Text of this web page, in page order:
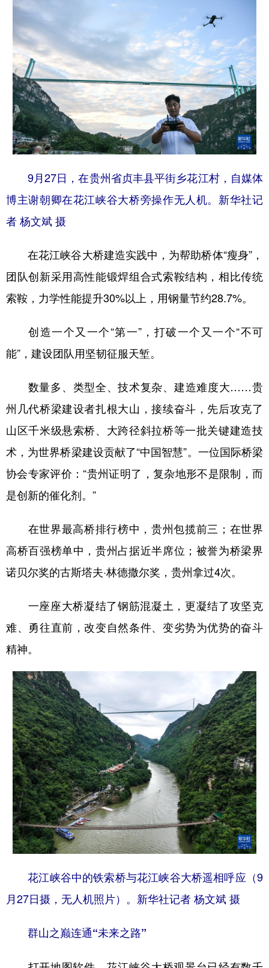
9月27日，在贵州省贞丰县平街乡花江村，自媒体
博主谢朝卿在花江峡谷大桥旁操作无人机。新华社记
者 杨文斌 摄
在花江峡谷大桥建造实践中，为帮助桥体“瘦身”，
团队创新采用高性能锻焊组合式索鞍结构，相比传统
索鞍，力学性能提升30%以上，用钢量节约28.7%。
创造一个又一个“第一”，打破一个又一个“不可
能”，建设团队用坚韧征服天堑。
数量多、类型全、技术复杂、建造难度大……贵
州几代桥梁建设者扎根大山，接续奋斗，先后攻克了
山区千米级悬索桥、大跨径斜拉桥等一批关键建造技
术，为世界桥梁建设贡献了“中国智慧”。一位国际桥梁
协会专家评价：“贵州证明了，复杂地形不是限制，而
是创新的催化剂。”
在世界最高桥排行榜中，贵州包揽前三；在世界
高桥百强榜单中，贵州占据近半席位；被誉为桥梁界
诺贝尔奖的古斯塔夫·林德撒尔奖，贵州拿过4次。
一座座大桥凝结了钢筋混凝土，更凝结了攻坚克
难、勇往直前，改变自然条件、变劣势为优势的奋斗
精神。
花江峡谷中的铁索桥与花江峡谷大桥遥相呼应（9
月27日摄，无人机照片）。新华社记者 杨文斌 摄
群山之巅连通“未来之路”